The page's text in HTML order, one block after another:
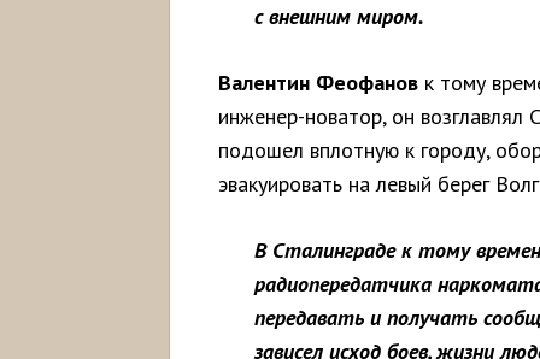
с внешним миром.
Валентин Феофанов к тому
инженер-новатор, он возглавлял
подошел вплотную к городу,
эвакуировать на левый берег
В Сталинграде к тому
радиопередатчика
передавать и получать
зависел исход боев, жизни